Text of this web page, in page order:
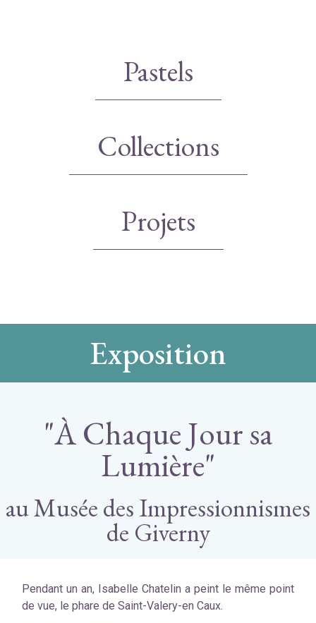
Pastels
Collections
Projets
Exposition
"À Chaque Jour sa
Lumière"
au Musée des Impressionnismes
de Giverny
Pendant un an, Isabelle Chatelin a peint le même point
de vue, le phare de Saint-Valery-en Caux.